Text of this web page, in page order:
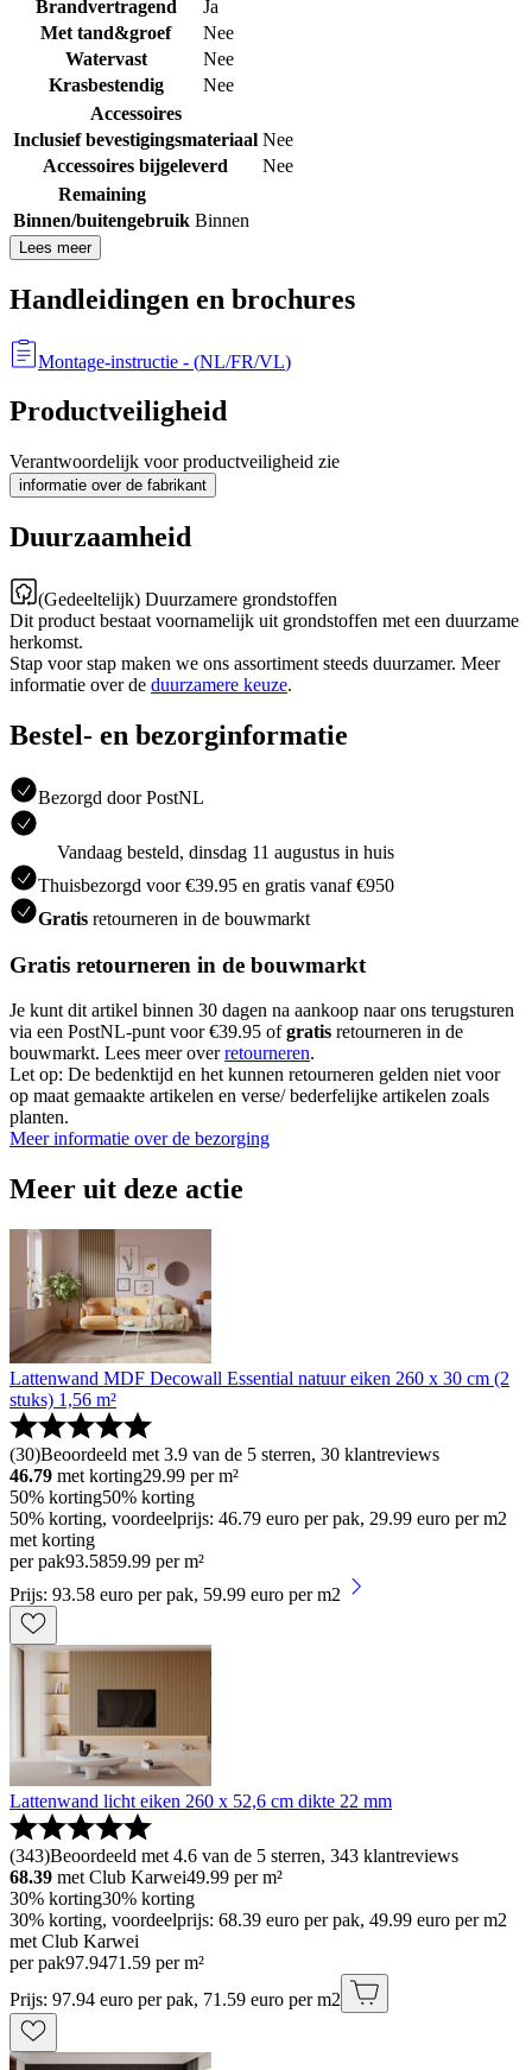
Brandvertragend
Ja
Met tand&groef
Nee
Watervast
Nee
Krasbestendig
Nee
Accessoires
Inclusief bevestigingsmateriaal Nee
Accessoires bijgeleverd
Nee
Remaining
Binnen/buitengebruik Binnen
Lees meer
Handleidingen en brochures
Montage-instructie - (NL/FR/VL)
Productveiligheid
Verantwoordelijk voor productveiligheid zie
informatie over de fabrikant
Duurzaamheid
(Gedeeltelijk) Duurzamere grondstoffen
Dit product bestaat voornamelijk uit grondstoffen met een duurzame
herkomst.
Stap voor stap maken we ons assortiment steeds duurzamer. Meer
informatie over de duurzamere keuze.
Bestel- en bezorginformatie
Bezorgd door PostNL
Vandaag besteld, dinsdag 11 augustus in huis
Thuisbezorgd voor €39.95 en gratis vanaf €950
Gratis retourneren in de bouwmarkt
Gratis retourneren in de bouwmarkt
Je kunt dit artikel binnen 30 dagen na aankoop naar ons terugsturen
via een PostNL-punt voor €39.95 ofgratis retourneren in de
bouwmarkt. Lees meer overretourneren.
Let op: De bedenktijd en het kunnen retourneren gelden niet voor
op maat gemaakte artikelen en verse/ bederfelijke artikelen zoals
planten.
Meer informatie over de bezorging
Meer uit deze actie
Lattenwand MDF Decowall Essential natuur eiken 260 x 30 cm (2
stuks) 1,56 m²
(30)Beoordeeld met 3.9 van de 5 sterren, 30 klantreviews
46.79 met korting29.99 per m²
50% korting50% korting
50% korting, voordeelprijs: 46.79 euro per pak, 29.99 euro per m2
met korting
per pak93.5859.99 per m²
Prijs: 93.58 euro per pak, 59.99 euro per m2
Lattenwand licht eiken 260 x 52,6 cm dikte 22 mm
(343)Beoordeeld met 4.6 van de 5 sterren, 343 klantreviews
68.39 met Club Karwei49.99 per m²
30% korting30% korting
30% korting, voordeelprijs: 68.39 euro per pak, 49.99 euro per m2
met Club Karwei
per pak97.9471.59 per m²
Prijs: 97.94 euro per pak, 71.59 euro per m2